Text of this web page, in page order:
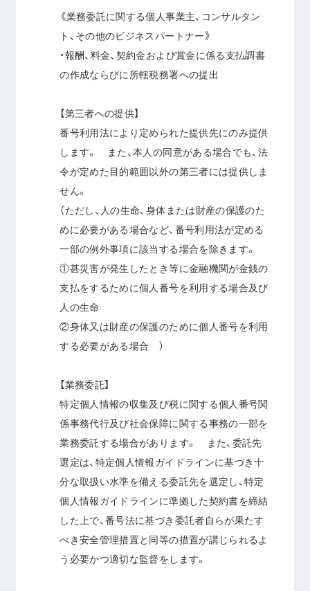
《業務委託に関する個人事業主、コンサルタン
ト、その他のビジネスパートナー》
・報酬、料金、契約金および賞金に係る支払調書
の作成ならびに所轄税務署への提出
【第三者への提供】
番号利用法により定められた提供先にのみ提供
します。 また、本人の同意がある場合でも、法
令が定めた目的範囲以外の第三者には提供しま
せん。
（ただし、人の生命、身体または財産の保護のた
めに必要がある場合など、番号利用法が定める
一部の例外事項に該当する場合を除きます。
①甚災害が発生したとき等に金融機関が金銭の
支払をするために個人番号を利用する場合及び
人の生命
②身体又は財産の保護のために個人番号を利用
する必要がある場合 ）
【業務委託】
特定個人情報の収集及び税に関する個人番号関
係事務代行及び社会保障に関する事務の一部を
業務委託する場合があります。 また、委託先
選定は、特定個人情報ガイドラインに基づき十
分な取扱い水準を備える委託先を選定し、特定
個人情報ガイドラインに準拠した契約書を締結
した上で、番号法に基づき委託者自らが果たす
べき安全管理措置と同等の措置が講じられるよ
う必要かつ適切な監督をします。